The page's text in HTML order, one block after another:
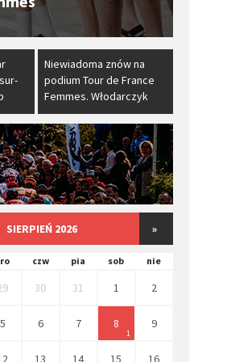
​Niewiadoma znów na
podium Tour de France
Femmes. Włodarczyk
zachwyciła odważną
jazdą
SIERPIEŃ 2026 »
czw pia sob nie
30 31 1 2
5 6 7 8
1
9
13 14 15 16